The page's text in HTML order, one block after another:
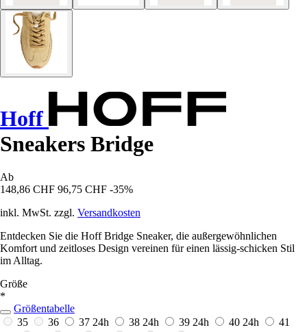
Hoff
Sneakers Bridge
Ab
148,86 CHF 96,75 CHF -35%
inkl. MwSt. zzgl. Versandkosten
Entdecken Sie die Hoff Bridge Sneaker, die außergewöhnlichen
Komfort und zeitloses Design vereinen für einen lässig-schicken Stil
im Alltag.
Größe
*
Größentabelle
35
36 37 24h 38 24h 39 24h 40 24h
41